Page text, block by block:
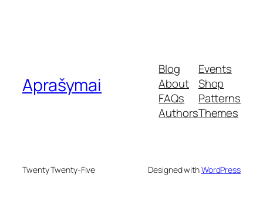
Aprašymai
Blog
About
FAQs
Authors
Events
Shop
Patterns
Themes
Twenty Twenty-Five Designed withWordPress